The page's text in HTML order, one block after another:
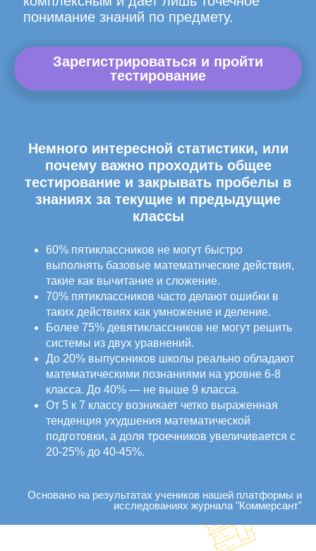
понимание знаний по предмету.
Зарегистрироваться и пройти
тестирование
Немного интересной статистики, или
почему важно проходить общее
тестирование и закрывать пробелы в
знаниях за текущие и предыдущие
классы
60% пятиклассников не могут быстро
выполнять базовые математические действия,
такие как вычитание и сложение.
70% пятиклассников часто делают ошибки в
таких действиях как умножение и деление.
Более 75% девятиклассников не могут решить
системы из двух уравнений.
До 20% выпускников школы реально обладают
математическими познаниями на уровне 6-8
класса. До 40% — не выше 9 класса.
От 5 к 7 классу возникает четко выраженная
тенденция ухудшения математической
подготовки, а доля троечников увеличивается с
20-25% до 40-45%.
Основано на результатах учеников нашей платформы и
исследованиях журнала "Коммерсант"